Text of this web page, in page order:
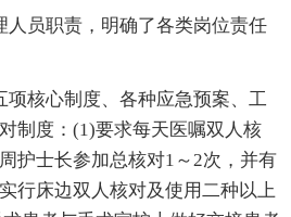
员职责，明确了各类岗位责任
核心制度、各种应急预案、工
制度：(1)要求每天医嘱双人核
护士长参加总核对1～2次，并有
行床边双人核对及使用二种以上